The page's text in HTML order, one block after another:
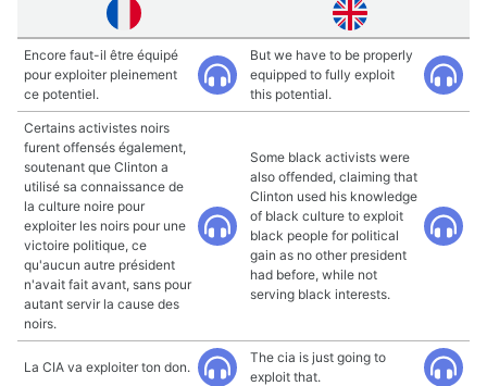
Encore faut-il être équipé
pour exploiter pleinement
ce potentiel.
But we have to be properly
equipped to fully exploit
this potential.
Certains activistes noirs
furent offensés également,
soutenant que Clinton a
utilisé sa connaissance de
la culture noire pour
exploiter les noirs pour une
victoire politique, ce
qu'aucun autre président
n'avait fait avant, sans pour
autant servir la cause des
noirs.
Some black activists were
also offended, claiming that
Clinton used his knowledge
of black culture to exploit
black people for political
gain as no other president
had before, while not
serving black interests.
La CIA va exploiter ton don.
The cia is just going to
exploit that.